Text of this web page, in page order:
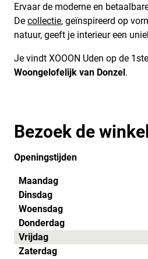
Ervaar de moderne en
De collectie, geïnspireerd op
natuur, geeft je interieur een
Je vindt XOOON Uden op de
Woongelofelijk van Donzel .
Bezoek de winkel
Openingstijden
Maandag
Dinsdag
Woensdag
Donderdag
Vrijdag
Zaterdag